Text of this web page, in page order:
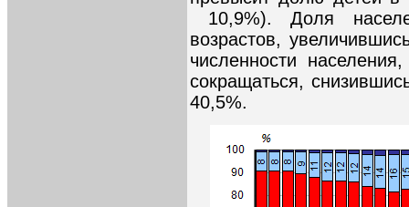
10,9%). Доля
возрастов,
численности
сокращаться,
40,5%.